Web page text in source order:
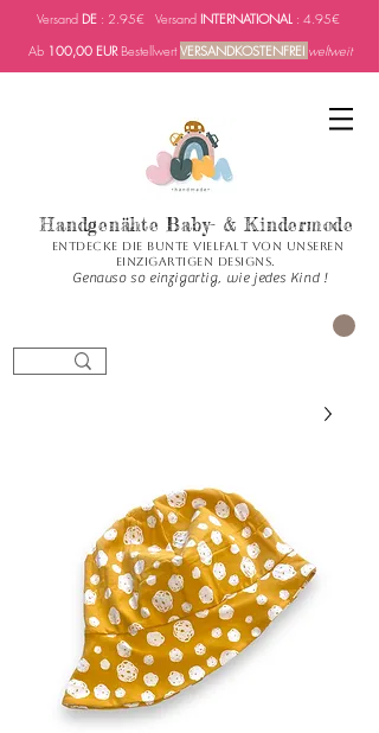
Versand DE : 2.95€ Versand INTERNATIONAL : 4.95€
Ab 100,00 EURBestellwertVERSANDKOSTENFREI weltweit
Handgenähte Baby- & Kindermode
Entdecke die bunte Vielfalt von unseren
einzigartigen Designs.
Genauso so einzigartig, wie jedes Kind !